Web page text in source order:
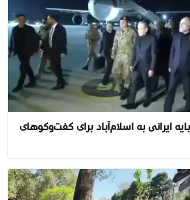
ایرانی به اسلام‌آباد برای گفت‌وگوهای